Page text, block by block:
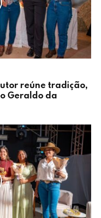
reúne tradição,
Geraldo da